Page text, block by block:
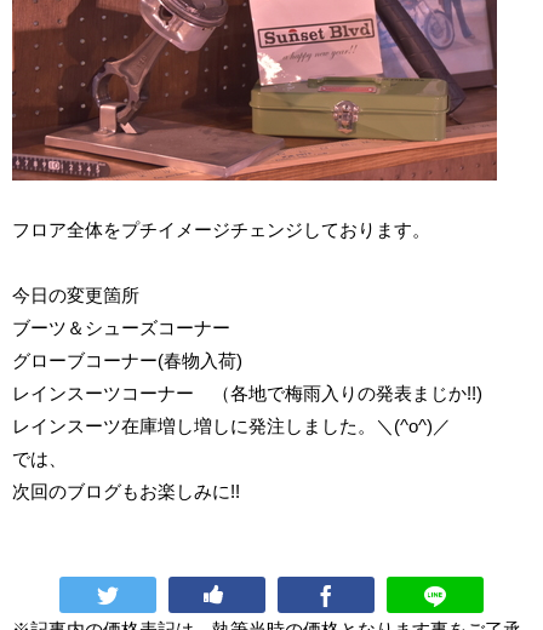
フロア全体をプチイメージチェンジしております。
今日の変更箇所
ブーツ＆シューズコーナー
グローブコーナー(春物入荷)
レインスーツコーナー （各地で梅雨入りの発表まじか!!)
レインスーツ在庫増し増しに発注しました。＼(^o^)／
では、
次回のブログもお楽しみに!!